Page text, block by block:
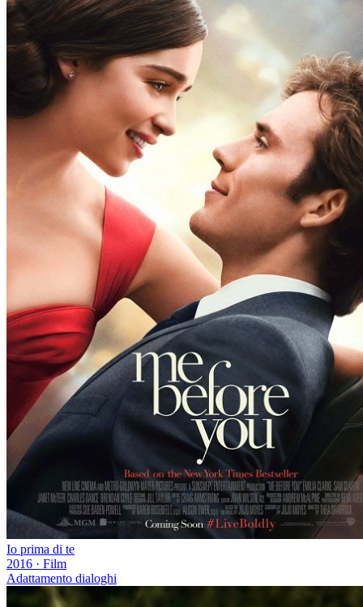
Io prima di te
2016 · Film
Adattamento dialoghi